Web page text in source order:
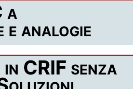
a
analogie
CRIF senza